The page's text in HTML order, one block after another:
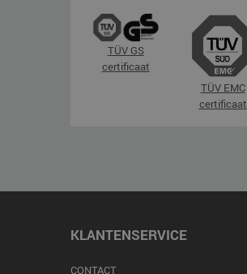
TÜV GS
certificaat
TÜV EMC
certificaat
KLANTENSERVICE
CONTACT